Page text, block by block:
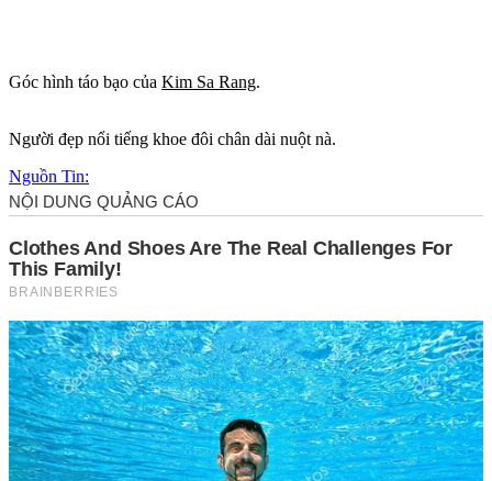
Góc hình táo bạo của Kim Sa Rang.
Người đẹp nổi tiếng khoe đôi chân dài nuột nà.
Nguồn Tin: